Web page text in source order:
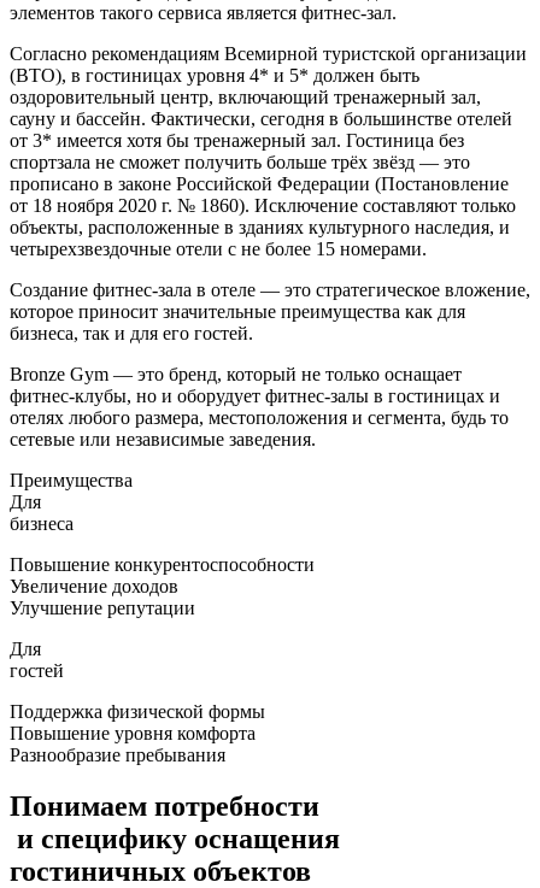
элементов такого сервиса является фитнес-зал.
Согласно рекомендациям Всемирной туристской организации
(ВТО), в гостиницах уровня 4* и 5* должен быть
оздоровительный центр, включающий тренажерный зал,
сауну и бассейн. Фактически, сегодня в большинстве отелей
от 3* имеется хотя бы тренажерный зал. Гостиница без
спортзала не сможет получить больше трёх звёзд — это
прописано в законе Российской Федерации (Постановление
от 18 ноября 2020 г. № 1860). Исключение составляют только
объекты, расположенные в зданиях культурного наследия, и
четырехзвездочные отели с не более 15 номерами.
Создание фитнес-зала в отеле — это стратегическое вложение,
которое приносит значительные преимущества как для
бизнеса, так и для его гостей.
Bronze Gym — это бренд, который не только оснащает
фитнес-клубы, но и оборудует фитнес-залы в гостиницах и
отелях любого размера, местоположения и сегмента, будь то
сетевые или независимые заведения.
Преимущества
Для
бизнеса
Повышение конкурентоспособности
Увеличение доходов
Улучшение репутации
Для
гостей
Поддержка физической формы
Повышение уровня комфорта
Разнообразие пребывания
Понимаем потребности
и специфику оснащения
гостиничных объектов